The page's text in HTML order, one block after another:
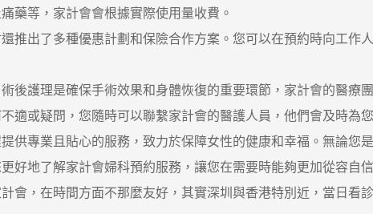
等，家計會會根據實際使用量收費。
出了多種優惠計劃和保險合作方案。您可以在預約時向工作
護理是確保手術效果和身體恢復的重要環節，家計會的醫療
適或疑問，您隨時可以聯繫家計會的醫護人員，他們會及時為
專業且貼心的服務，致力於保障女性的健康和幸福。無論您
好地了解家計會婦科預約服務，讓您在需要時能夠更加從容自
，在時間方面不那麼友好，其實深圳與香港特別近，當日看診